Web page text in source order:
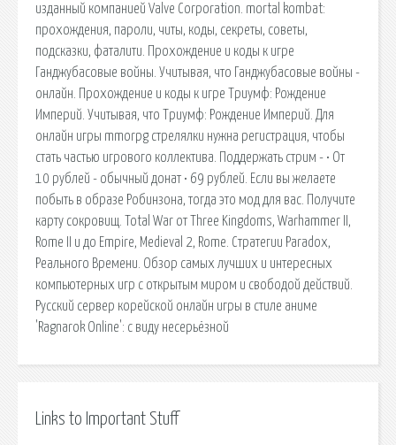
изданный компанией Valve Corporation. mortal kombat:
прохождения, пароли, читы, коды, секреты, советы,
подсказки, фаталити. Прохождение и коды к игре
Ганджубасовые войны. Учитывая, что Ганджубасовые войны -
онлайн. Прохождение и коды к игре Триумф: Рождение
Империй. Учитывая, что Триумф: Рождение Империй. Для
онлайн игры mmorpg cтрелялки нужна регистрация, чтобы
стать частью игрового коллектива. Поддержать стрим - • От
10 рублей - обычный донат • 69 рублей. Если вы желаете
побыть в образе Робинзона, тогда это мод для вас. Получите
карту сокровищ. Total War от Three Kingdoms, Warhammer II,
Rome II и до Empire, Medieval 2, Rome. Стратегии Paradox,
Реального Времени. Обзор самых лучших и интересных
компьютерных игр с открытым миром и свободой действий.
Русский сервер корейской онлайн игры в стиле аниме
'Ragnarok Online': с виду несерьёзной
Links to Important Stuff